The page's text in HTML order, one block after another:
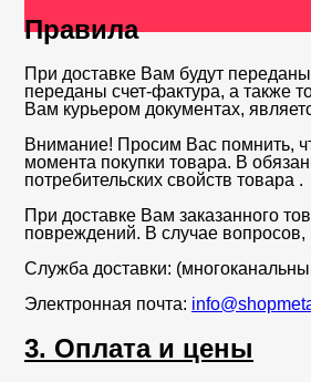
Правила
При доставке Вам будут
переданы счет-фактура, а также
Вам курьером документах,
Внимание! Просим Вас помнить,
момента покупки товара. В
потребительских свойств товара .
При доставке Вам заказанного
повреждений. В случае
Служба доставки:
Электронная почта:
3. Оплата и цены